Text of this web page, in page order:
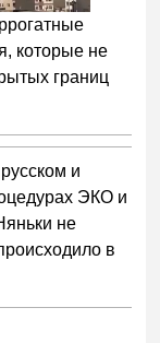
которые не
границ
и
ЭКО и
не
в